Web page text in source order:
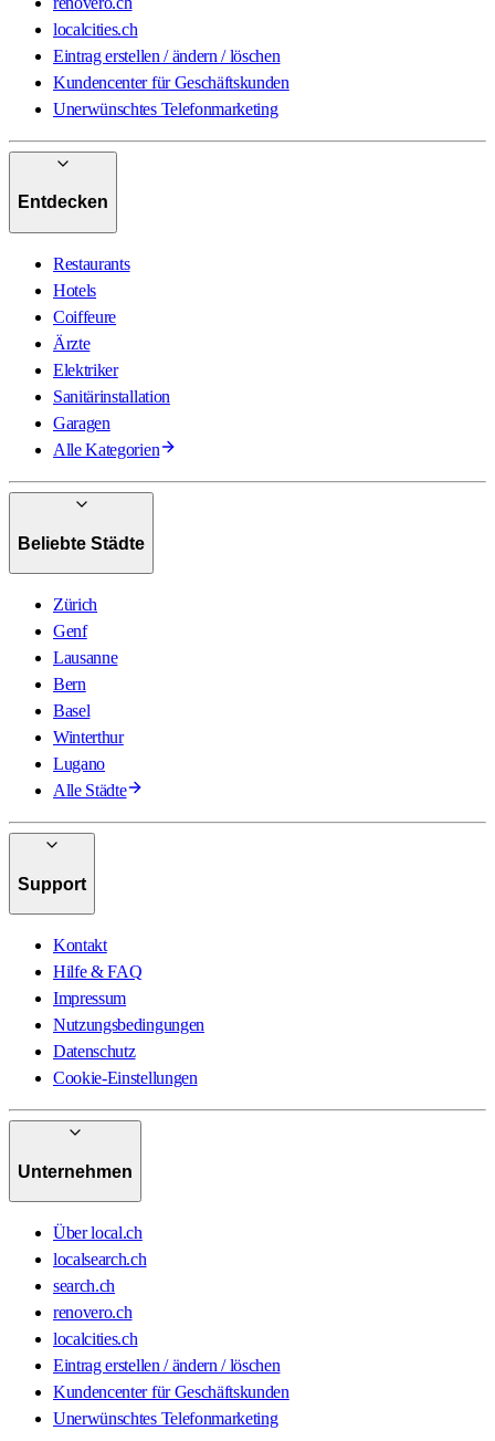
localcities.ch
Eintrag erstellen / ändern / löschen
Kundencenter für Geschäftskunden
Unerwünschtes Telefonmarketing
Entdecken
Restaurants
Hotels
Coiffeure
Ärzte
Elektriker
Sanitärinstallation
Garagen
Alle Kategorien
Beliebte Städte
Zürich
Genf
Lausanne
Bern
Basel
Winterthur
Lugano
Alle Städte
Support
Kontakt
Hilfe & FAQ
Impressum
Nutzungsbedingungen
Datenschutz
Cookie-Einstellungen
Unternehmen
Über local.ch
localsearch.ch
search.ch
renovero.ch
localcities.ch
Eintrag erstellen / ändern / löschen
Kundencenter für Geschäftskunden
Unerwünschtes Telefonmarketing